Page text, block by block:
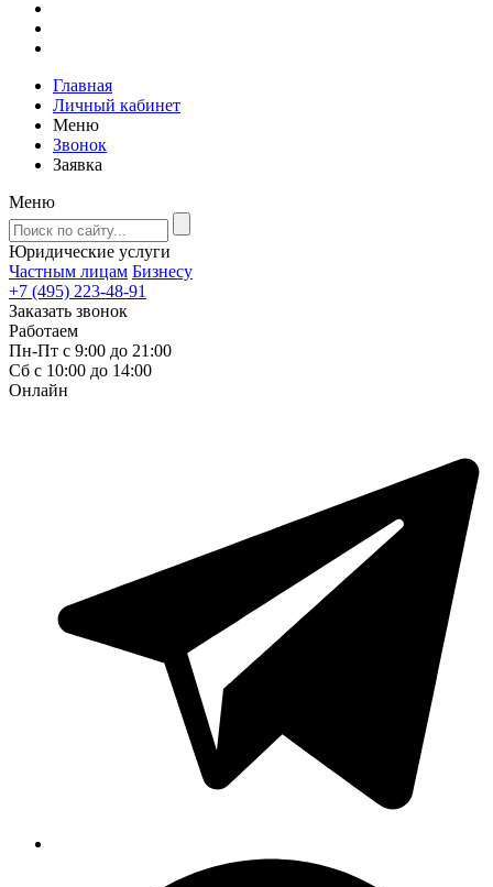
Главная
Личный кабинет
Меню
Звонок
Заявка
Меню
Юридические услуги
Частным лицам Бизнесу
+7 (495) 223-48-91
Заказать звонок
Работаем
Пн-Пт с 9:00 до 21:00
Сб с 10:00 до 14:00
Онлайн